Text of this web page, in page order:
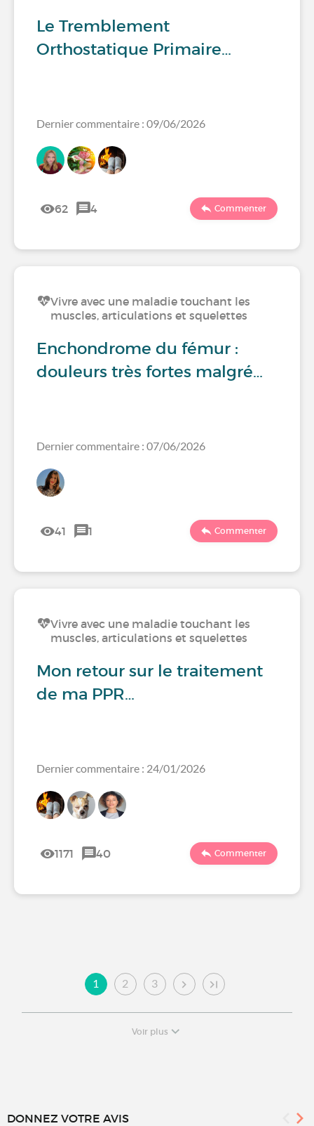
Le Tremblement
Orthostatique Primaire…
Dernier commentaire : 09/06/2026
62 4 Commenter
Vivre avec une maladie touchant les
muscles, articulations et squelettes
Enchondrome du fémur :
douleurs très fortes malgré…
Dernier commentaire : 07/06/2026
41 1 Commenter
Vivre avec une maladie touchant les
muscles, articulations et squelettes
Mon retour sur le traitement
de ma PPR…
Dernier commentaire : 24/01/2026
1171 40 Commenter
1 2 3
Voir plus
DONNEZ VOTRE AVIS